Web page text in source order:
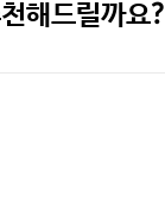
폰(8.1~31)
해드릴까요?